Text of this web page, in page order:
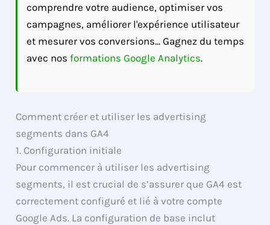
comprendre votre audience, optimiser vos
campagnes, améliorer l'expérience utilisateur
et mesurer vos conversions... Gagnez du temps
avec nosformations Google Analytics.
Comment créer et utiliser les advertising
segments dans GA4
1. Configuration initiale
Pour commencer à utiliser les advertising
segments, il est crucial de s’assurer que GA4 est
correctement configuré et lié à votre compte
Google Ads. La configuration de base inclut